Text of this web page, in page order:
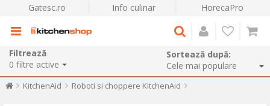
Gatesc.ro Info culinar HorecaPro
Filtrează
0 filtre active
Sortează după:
KitchenAid Roboti si choppere KitchenAid